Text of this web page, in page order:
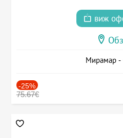
виж
Мирамар -
-25%
75.67€